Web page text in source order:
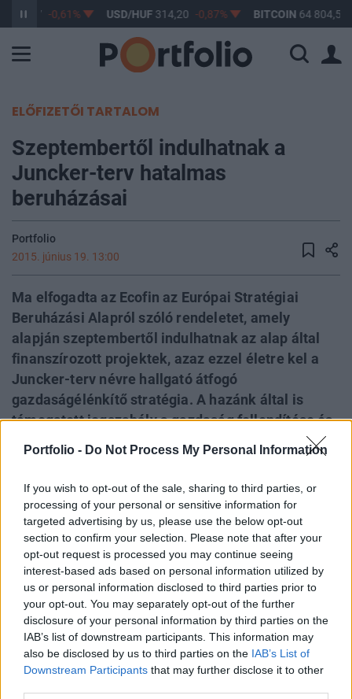
Portfolio - Do Not Process My Personal Information
If you wish to opt-out of the sale, sharing to third parties, or
processing of your personal or sensitive information for
targeted advertising by us, please use the below opt-out
section to confirm your selection. Please note that after your
opt-out request is processed you may continue seeing
interest-based ads based on personal information utilized by
us or personal information disclosed to third parties prior to
your opt-out. You may separately opt-out of the further
disclosure of your personal information by third parties on the
IAB’s list of downstream participants. This information may
also be disclosed by us to third parties on the IAB’s List of
Downstream Participants that may further disclose it to other
363,17 -0,61% USD/HUF314,20 -0,87% BITCOIN64 804,52
ELŐFIZETŐI TARTALOM
Szeptembertől indulhatnak a
Juncker-terv hatalmas
beruházásai
Portfolio
2015. június 19. 13:00
Ma elfogadta az Ecofin az Európai Stratégiai
Beruházási Alapról szóló rendeletet, amely
alapján szeptembertől indulhatnak az alap által
finanszírozott projektek, azaz ezzel életre kel a
Juncker-terv névre hallgató átfogó
gazdaságélénkítő stratégia. A hazánk által is
támogatott jogszabály a gazdaság fellendítése és
garanciát biztosítana a kockázatosabb
hitelkihelyezések esetén. Varga Mihály szerint
további lépések szükségesek az európai országok
versenyképességének javítására - közölte az
NGM.
Kecskemét - Merre tovább hazai kkv-k? - Versenyképesség
2026-banMerre tovább hazai kkv-k? - Versenyképesség
2026-ban! Jön a Portfolio félnapos, üzleti vidéki
rendezvénysorozata, ami naprakész gazdasági és
pénzügyi helyzetképpel segíti a helyi kkv-szektort.
Szeptemberben Szegeden és Kecskeméten
találkozunk!Információ és jelentkezésÚjfajta eszközzel